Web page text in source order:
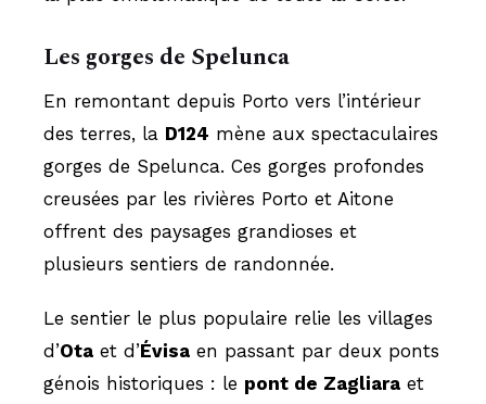
Les gorges de Spelunca
En remontant depuis Porto vers l’intérieur
des terres, la D124 mène aux spectaculaires
gorges de Spelunca. Ces gorges profondes
creusées par les rivières Porto et Aitone
offrent des paysages grandioses et
plusieurs sentiers de randonnée.
Le sentier le plus populaire relie les villages
d’Ota et d’Évisa en passant par deux ponts
génois historiques : le pont de Zagliara et